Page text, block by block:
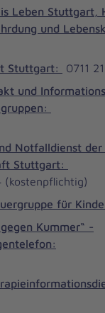
Leben Stuttgart,
und
Stuttgart:
0711
und
Notfalldienst der
Stuttgart:
(kostenpflichtig)
für
Kummer“ -